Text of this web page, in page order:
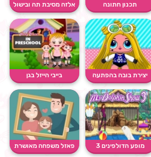
תכנון חתונה אלזה מסיבת תה ובישול
יצירת בובה בהפתעה בייבי הייזל בגן
מופע הדולפינים 3 פאזל משפחה מאושרת